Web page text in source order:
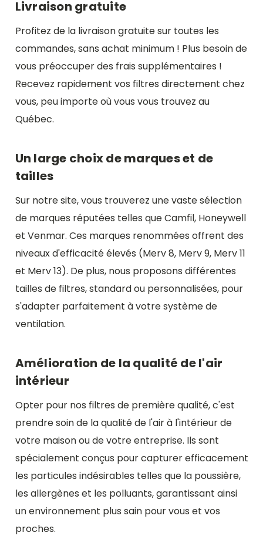
Livraison gratuite
Profitez de la livraison gratuite sur toutes les
commandes, sans achat minimum ! Plus besoin de
vous préoccuper des frais supplémentaires !
Recevez rapidement vos filtres directement chez
vous, peu importe où vous vous trouvez au
Québec.
Un large choix de marques et de
tailles
Sur notre site, vous trouverez une vaste sélection
de marques réputées telles que Camfil, Honeywell
et Venmar. Ces marques renommées offrent des
niveaux d'efficacité élevés (Merv 8, Merv 9, Merv 11
et Merv 13). De plus, nous proposons différentes
tailles de filtres, standard ou personnalisées, pour
s'adapter parfaitement à votre système de
ventilation.
Amélioration de la qualité de l'air
intérieur
Opter pour nos filtres de première qualité, c'est
prendre soin de la qualité de l'air à l'intérieur de
votre maison ou de votre entreprise. Ils sont
spécialement conçus pour capturer efficacement
les particules indésirables telles que la poussière,
les allergènes et les polluants, garantissant ainsi
un environnement plus sain pour vous et vos
proches.